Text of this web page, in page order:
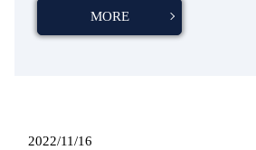
MORE
2022/11/16